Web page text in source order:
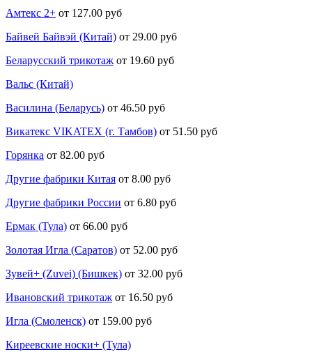
Амтекс 2+ от 127.00 руб
Байвей Байвэй (Китай) от 29.00 руб
Беларусский трикотаж от 19.60 руб
Вальс (Китай)
Василина (Беларусь) от 46.50 руб
Викатекс VIKATEX (г. Тамбов) от 51.50 руб
Горянка от 82.00 руб
Другие фабрики Китая от 8.00 руб
Другие фабрики России от 6.80 руб
Ермак (Тула) от 66.00 руб
Золотая Игла (Саратов) от 52.00 руб
Зувей+ (Zuvei) (Бишкек) от 32.00 руб
Ивановский трикотаж от 16.50 руб
Игла (Смоленск) от 159.00 руб
Киреевские носки+ (Тула)